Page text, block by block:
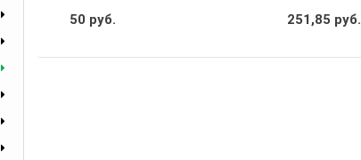
50 руб. 251,85 руб.